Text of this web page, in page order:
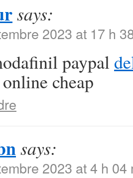
says:
2023 at 17 h
paypal
cheap
says:
2023 at 4 h 04